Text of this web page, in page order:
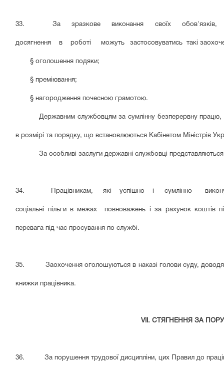
33. За зразкове виконання своїх обов'язків,
досягнення в роботі можуть застосовуватись такі
§оголошення подяки;
§преміювання;
§нагородження почесною грамотою.
Державним службовцям за сумлінну безперервну працю,
в розмірі та порядку, що встановлюються Кабінетом Міністрів
За особливі заслуги державні службовці
34. Працівникам, які успішно і сумлінно виконують
соціальні пільги в межах повноважень і за рахунок коштів
перевага під час просування по службі.
35. Заохочення оголошуються в наказі голови суду,
книжки працівника.
VII. СТЯГНЕННЯ ЗА
36. За порушення трудової дисципліни, цих Правил до